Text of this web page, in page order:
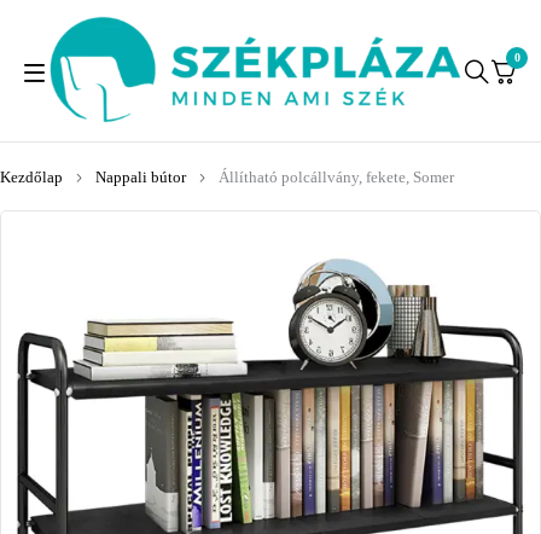
0
Kezdőlap Nappali bútor Állítható polcállvány, fekete, Somer